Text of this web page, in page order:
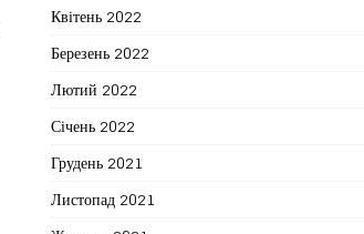
Квітень 2022
Березень 2022
Лютий 2022
Січень 2022
Грудень 2021
Листопад 2021